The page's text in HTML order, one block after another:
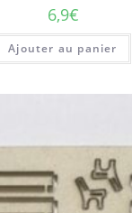
6,9€
Ajouter au panier